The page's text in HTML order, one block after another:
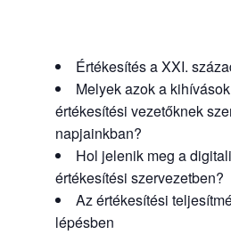
Értékesítés a XXI.
Melyek azok a
értékesítési vezetőknek
napjainkban?
Hol jelenik meg a
értékesítési szervezetben?
Az értékesítési
lépésben